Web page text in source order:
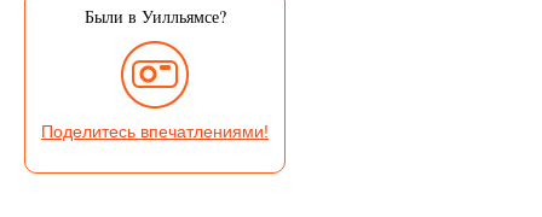
Были в Уилльямсе?
Поделитесь впечатлениями!